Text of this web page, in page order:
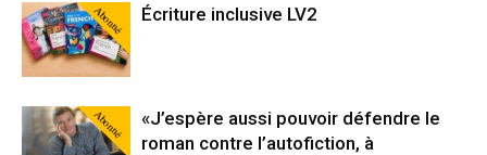
Abonné Écriture inclusive LV2
Abonné
«J’espère aussi pouvoir défendre le
roman contre l’autofiction, à